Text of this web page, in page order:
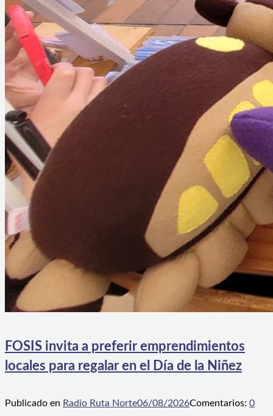
FOSIS invita a preferir emprendimientos
locales para regalar en el Día de la Niñez
Publicado en Radio Ruta Norte06/08/2026Comentarios: 0